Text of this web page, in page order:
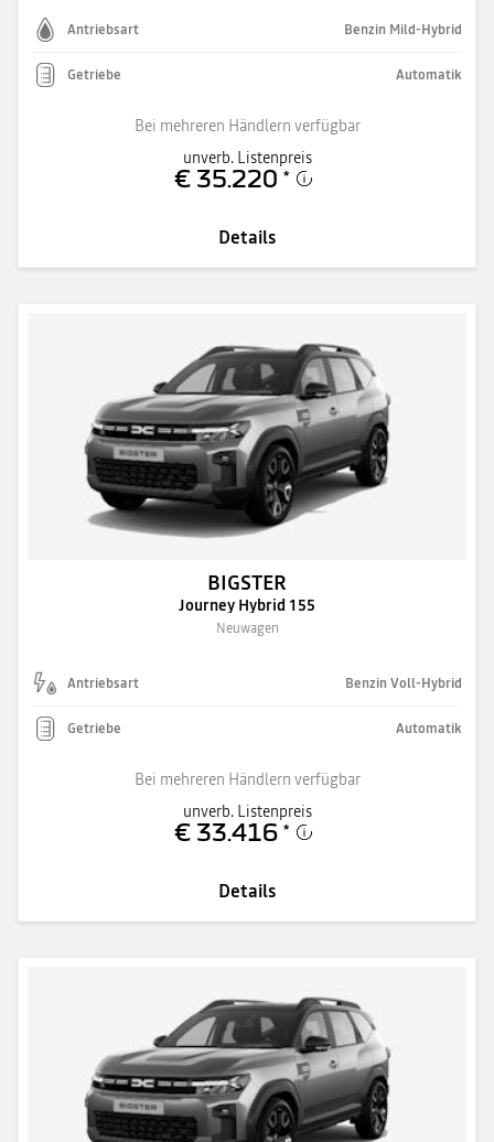
Antriebsart Benzin Mild-Hybrid
Getriebe Automatik
Bei mehreren Händlern verfügbar
unverb. Listenpreis
€ 35.220 *
Details
BIGSTER
Journey Hybrid 155
Neuwagen
Antriebsart Benzin Voll-Hybrid
Getriebe Automatik
Bei mehreren Händlern verfügbar
unverb. Listenpreis
€ 33.416 *
Details